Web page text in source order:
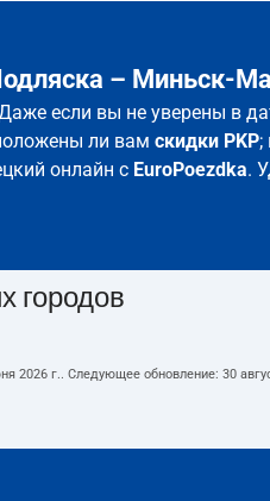
– Миньск-
если вы не уверены в
ли вам скидки PKP;
онлайн с EuroPoezdka.
городов
2026 г.. Следующее обновление: 30